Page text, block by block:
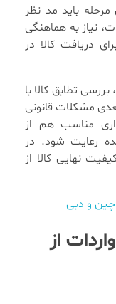
باید مد نظر
نیاز به هماهنگی
دریافت کالا در
تطابق کالا با
مشکلات قانونی
مناسب هم از
رعایت شود. در
نهایی کالا از
چین و دبی
از